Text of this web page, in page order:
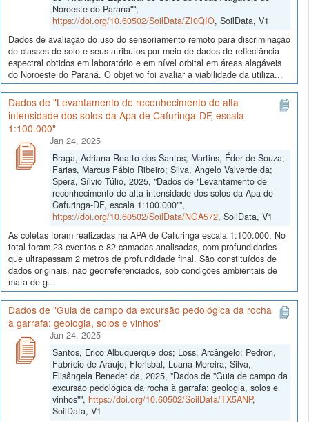
Noroeste do Paraná"",
https://doi.org/10.60502/SoilData/ZI0QIO, SoilData, V1
Dados de avaliação do uso do sensoriamento remoto para discriminação
de classes de solo e seus atributos por meio de dados de reflectância
espectral obtidos em laboratório e em nível orbital em áreas alagáveis
do Noroeste do Paraná. O objetivo foi avaliar a viabilidade da utiliza...
Dados de "Levantamento de reconhecimento de alta
intensidade dos solos da Apa de Cafuringa-DF, escala
1:100.000"
Jan 24, 2025
Braga, Adriana Reatto dos Santos; Martins, Éder de Souza;
Farias, Marcus Fábio Ribeiro; Silva, Angelo Valverde da;
Spera, Sílvio Túlio, 2025, "Dados de "Levantamento de
reconhecimento de alta intensidade dos solos da Apa de
Cafuringa-DF, escala 1:100.000"",
https://doi.org/10.60502/SoilData/NGA572, SoilData, V1
As coletas foram realizadas na APA de Cafuringa escala 1:100.000. No
total foram 23 eventos e 82 camadas analisadas, com profundidades
que ultrapassam 2 metros de profundidade final. São constituídos de
dados originais, não georreferenciados, sob condições ambientais de
mata de g...
Dados de "Guia de campo da excursão pedológica da rocha
à garrafa: geologia, solos e vinhos"
Jan 24, 2025
Santos, Erico Albuquerque dos; Loss, Arcângelo; Pedron,
Fabrício de Aráujo; Florisbal, Luana Moreira; Silva,
Elisângela Benedet da, 2025, "Dados de "Guia de campo da
excursão pedológica da rocha à garrafa: geologia, solos e
vinhos"", https://doi.org/10.60502/SoilData/TX5ANP,
SoilData, V1